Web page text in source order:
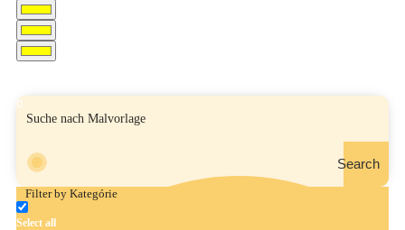
Search
Filter by Kategórie
Select all